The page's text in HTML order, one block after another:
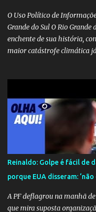
O Uso Político de
Grande do Sul O Rio
enchente de sua história,
maior catástrofe climática
nas operações de
a de retenção de doações
apreensão na população
Tamanha é a seriedade do
precisou criar uma força-
desinformações, chegando
uma investigação para
O Negacionismo Climático
de fake news não é uma
Reinaldo: Golpe é fácil de
porque EUA disseram: ‘não
A PF deflagrou na manhã
que mira suposta